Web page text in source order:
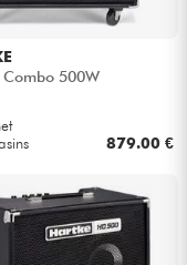
Combo 500W
879.00 €